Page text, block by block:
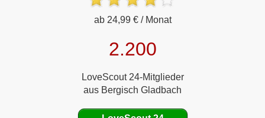
ab 24,99 € / Monat
2.200
LoveScout 24-Mitglieder
aus Bergisch Gladbach